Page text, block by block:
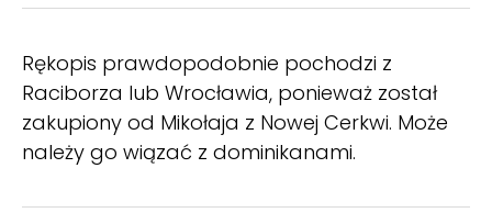
Rękopis prawdopodobnie pochodzi z
Raciborza lub Wrocławia, ponieważ został
zakupiony od Mikołaja z Nowej Cerkwi. Może
należy go wiązać z dominikanami.